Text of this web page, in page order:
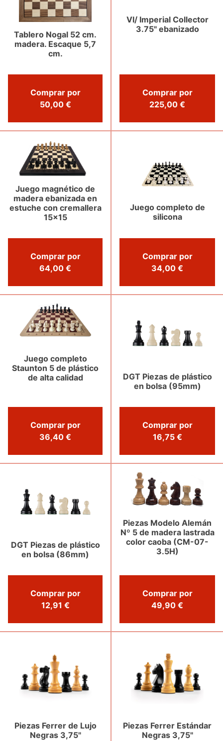
Tablero Nogal 52 cm.
madera. Escaque 5,7
cm.
Comprar por
50,00 €
VI/ Imperial Collector
3.75" ebanizado
Comprar por
225,00 €
Juego magnético de
madera ebanizada en
estuche con cremallera
15x15
Comprar por
64,00 €
Juego completo de
silicona
Comprar por
34,00 €
Juego completo
Staunton 5 de plástico
de alta calidad
Comprar por
36,40 €
DGT Piezas de plástico
en bolsa (95mm)
Comprar por
16,75 €
DGT Piezas de plástico
en bolsa (86mm)
Comprar por
12,91 €
Piezas Modelo Alemán
Nº 5 de madera lastrada
color caoba (CM-07-
3.5H)
Comprar por
49,90 €
Piezas Ferrer de Lujo
Negras 3,75"
Piezas Ferrer Estándar
Negras 3,75"